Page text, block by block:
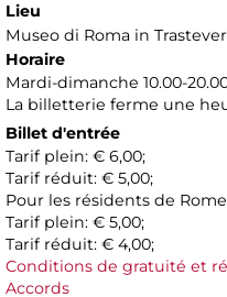
Lieu
Museo di Roma in
Horaire
Mardi-dimanche 10.00-
La billetterie ferme une
Billet d'entrée
Tarif plein: € 6,00;
Tarif réduit: € 5,00;
Pour les résidents de
Tarif plein: € 5,00;
Tarif réduit: € 4,00;
Conditions de gratuité et
Accords